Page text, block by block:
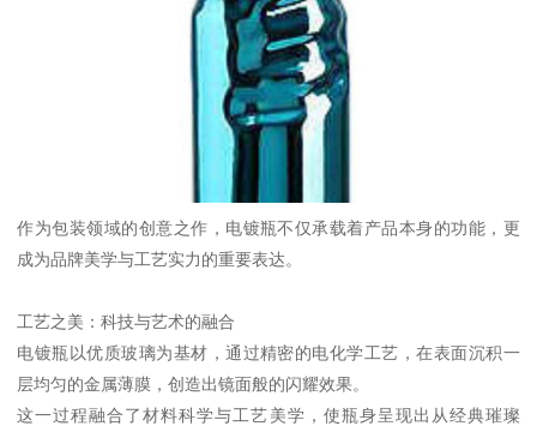
作为包装领域的创意之作，电镀瓶不仅承载着产品本身的功能，更
成为品牌美学与工艺实力的重要表达。
工艺之美：科技与艺术的融合
电镀瓶以优质玻璃为基材，通过精密的电化学工艺，在表面沉积一
层均匀的金属薄膜，创造出镜面般的闪耀效果。
这一过程融合了材料科学与工艺美学，使瓶身呈现出从经典璀璨